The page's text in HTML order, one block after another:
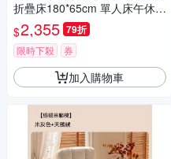
折疊床180*65cm 單人床午休床
行軍床 陪護床躺床躺椅
$2,355 79折
限時下殺 券
加入購物車